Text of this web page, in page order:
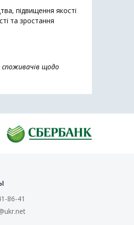
підвищення якості
та зростання
щодо
86-41